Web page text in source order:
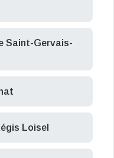
Saint-Gervais-
Loisel